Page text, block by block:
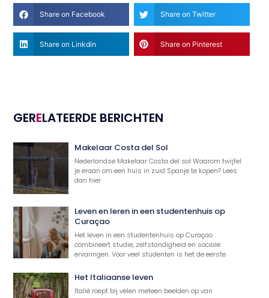
Share on Facebook Share on Twitter
Share on Linkdin Share on Pinterest
GERELATEERDE BERICHTEN
Makelaar Costa del Sol
Nederlandse Makelaar Costa del sol Waarom twijfel
je eraan om een huis in zuid Spanje te kopen? Lees
dan hier
Leven en leren in een studentenhuis op
Curaçao
Het leven in een studentenhuis op Curaçao
combineert studie, zelfstandigheid en sociale
ervaringen. Voor veel studenten is het de eerste
Het Italiaanse leven
Italië roept bij velen meteen beelden op van